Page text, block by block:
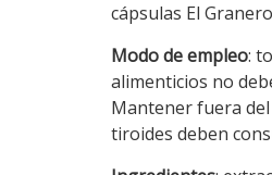
cápsulas El Granero
Modo de empleo:
alimenticios no
Mantener fuera
tiroides deben